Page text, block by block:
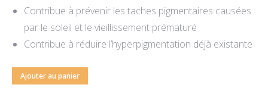
Contribue à prévenir les taches pigmentaires causées
par le soleil et le vieillissement prématuré
Contribue à réduire l’hyperpigmentation déjà existante
Ajouter au panier